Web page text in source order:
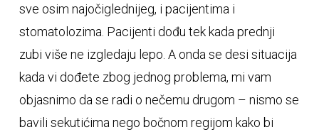
sve osim najočiglednijeg, i pacijentima i
stomatolozima. Pacijenti dođu tek kada prednji
zubi više ne izgledaju lepo. A onda se desi situacija
kada vi dođete zbog jednog problema, mi vam
objasnimo da se radi o nečemu drugom – nismo se
bavili sekutićima nego bočnom regijom kako bi